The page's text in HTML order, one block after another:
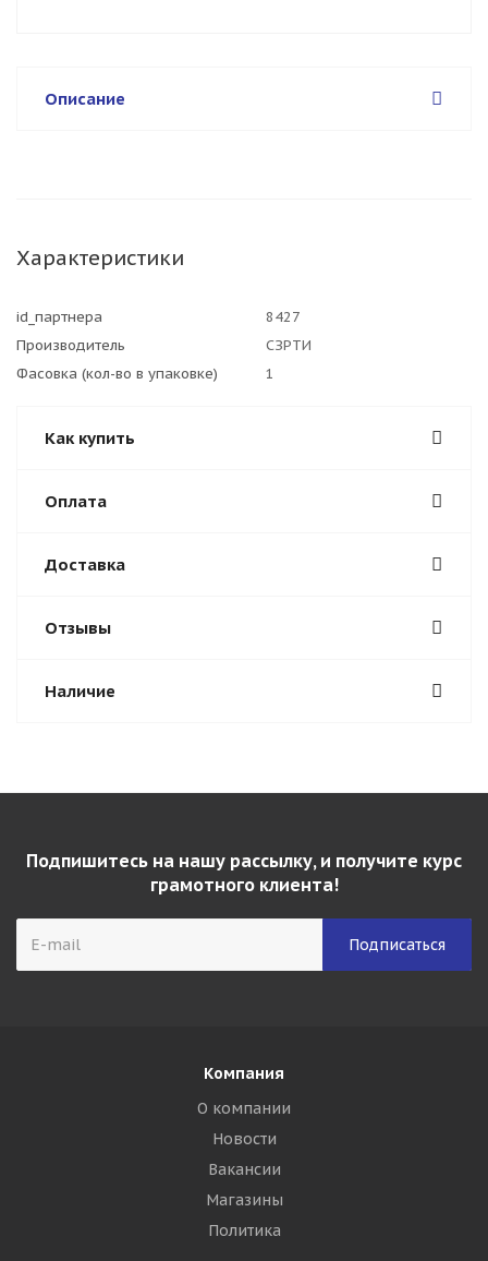
Описание
Характеристики
id_партнера
8427
Производитель
СЗРТИ
Фасовка (кол-во в упаковке)
1
Как купить
Оплата
Доставка
Отзывы
Наличие
Подпишитесь на нашу рассылку, и получите курс
грамотного клиента!
Компания
О компании
Новости
Вакансии
Магазины
Политика